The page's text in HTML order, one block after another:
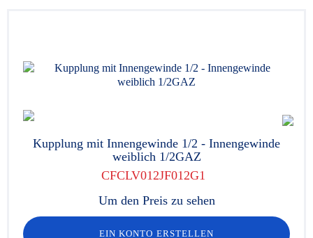
Kupplung mit Innengewinde 1/2 - Innengewinde
weiblich 1/2GAZ
CFCLV012JF012G1
Um den Preis zu sehen
EIN KONTO ERSTELLEN